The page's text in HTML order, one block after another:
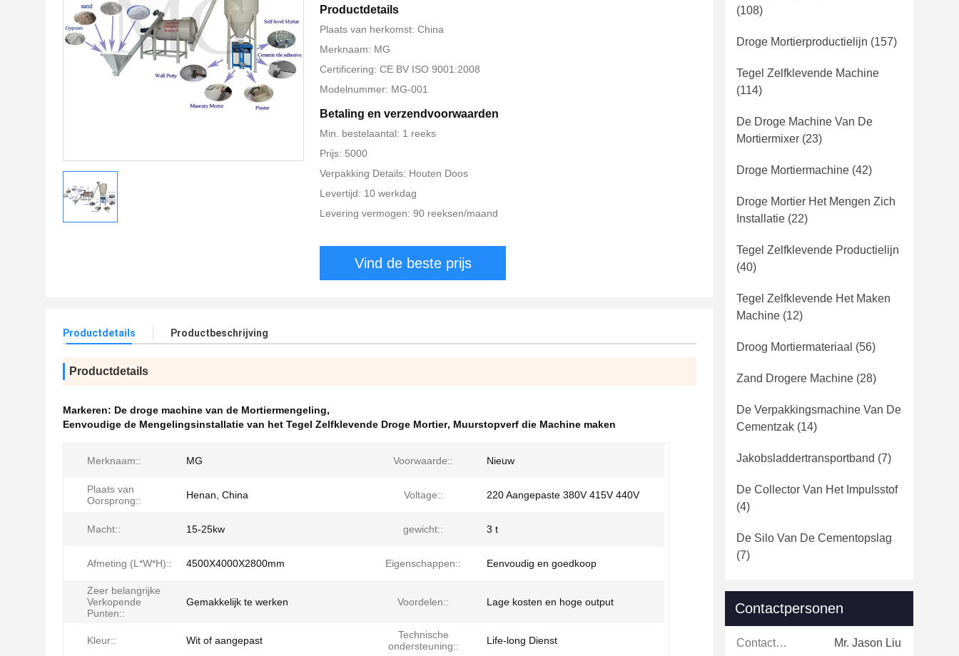
Productdetails
Plaats van herkomst: China
Merknaam: MG
Certificering: CE BV ISO 9001:2008
Modelnummer: MG-001
Betaling en verzendvoorwaarden
Min. bestelaantal: 1 reeks
Prijs: 5000
Verpakking Details: Houten Doos
Levertijd: 10 werkdag
Levering vermogen: 90 reeksen/maand
Vind de beste prijs
Productdetails Productbeschrijving
Productdetails
Markeren: De droge machine van de Mortiermengeling,
Eenvoudige de Mengelingsinstallatie van het Tegel Zelfklevende Droge Mortier, Muurstopverf die Machine maken
Merknaam:: MG Voorwaarde:: Nieuw
Plaats van
Oorsprong::
Henan, China Voltage:: 220 Aangepaste 380V 415V 440V
Macht:: 15-25kw gewicht:: 3 t
Afmeting (L*W*H):: 4500X4000X2800mm Eigenschappen:: Eenvoudig en goedkoop
Zeer belangrijke
Verkopende
Punten::
Gemakkelijk te werken Voordelen:: Lage kosten en hoge output
Kleur:: Wit of aangepast
Technische
ondersteuning::
Life-long Dienst
(108)
Droge Mortierproductielijn (157)
Tegel Zelfklevende Machine
(114)
De Droge Machine Van De
Mortiermixer (23)
Droge Mortiermachine (42)
Droge Mortier Het Mengen Zich
Installatie (22)
Tegel Zelfklevende Productielijn
(40)
Tegel Zelfklevende Het Maken
Machine (12)
Droog Mortiermateriaal (56)
Zand Drogere Machine (28)
De Verpakkingsmachine Van De
Cementzak (14)
Jakobsladdertransportband (7)
De Collector Van Het Impulsstof
(4)
De Silo Van De Cementopslag
(7)
Contactpersonen
Contactpersonen: Mr. Jason Liu